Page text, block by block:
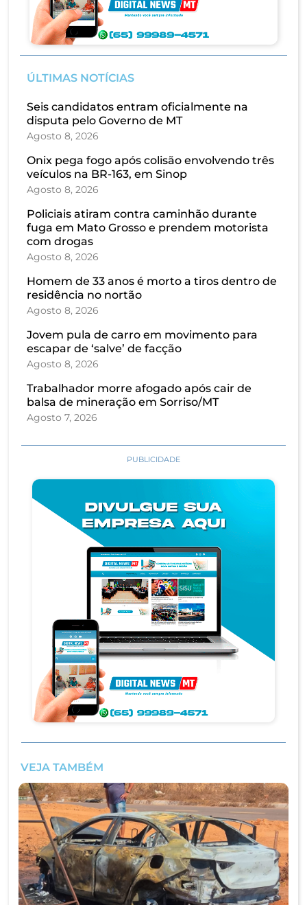
ÚLTIMAS NOTÍCIAS
Seis candidatos entram oficialmente na
disputa pelo Governo de MT
Agosto 8, 2026
Onix pega fogo após colisão envolvendo três
veículos na BR-163, em Sinop
Agosto 8, 2026
Policiais atiram contra caminhão durante
fuga em Mato Grosso e prendem motorista
com drogas
Agosto 8, 2026
Homem de 33 anos é morto a tiros dentro de
residência no nortão
Agosto 8, 2026
Jovem pula de carro em movimento para
escapar de ‘salve’ de facção
Agosto 8, 2026
Trabalhador morre afogado após cair de
balsa de mineração em Sorriso/MT
Agosto 7, 2026
PUBLICIDADE
VEJA TAMBÉM